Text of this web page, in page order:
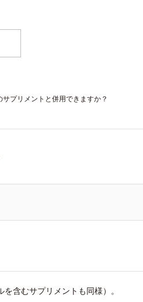
プリメントと併用できますか？
含むサプリメントも同様）。